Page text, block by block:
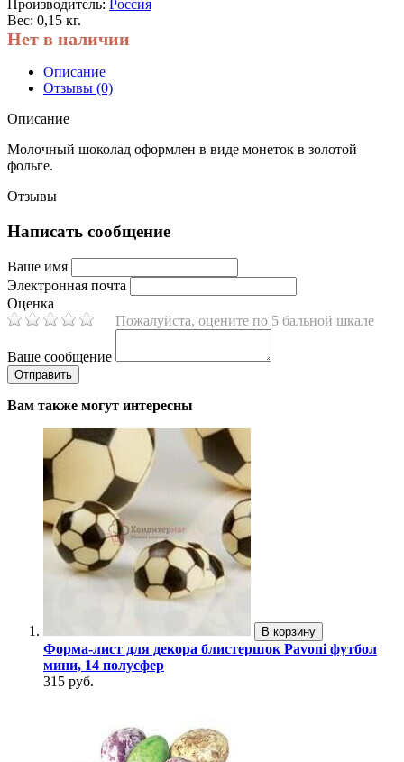
Производитель: Россия
Вес: 0,15 кг.
Нет в наличии
Описание
Отзывы (0)
Описание
Молочный шоколад оформлен в виде монеток в золотой
фольге.
Отзывы
Написать сообщение
Ваше имя
Электронная почта
Оценка
Пожалуйста, оцените по 5 бальной шкале
Ваше сообщение
Вам также могут интересны
В корзину
Форма-лист для декора блистершок Pavoni футбол
мини, 14 полусфер
315 руб.